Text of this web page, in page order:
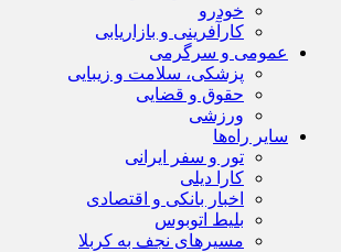
خودرو
کارآفرینی و بازاریابی
عمومی و سرگرمی
پزشکی، سلامت و زیبایی
حقوق و قضایی
ورزشی
سایر راه‌ها
تور و سفر ایرانی
کارا دیلی
اخبار بانکی و اقتصادی
بلیط اتوبوس
مسیرهای نجف به کربلا